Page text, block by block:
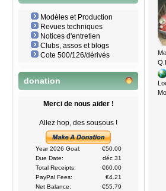
Modèles et Production
Revues techniques
Notices d'entretien
Clubs, assos et blogs
Cote 500/126/dérivés
donation
Merci de nous aider !
Allez hop, des sousous !
Year 2026 Goal:
€50.00
Due Date:
déc 31
Total Receipts:
€60.00
PayPal Fees:
€4.21
Net Balance:
€55.79